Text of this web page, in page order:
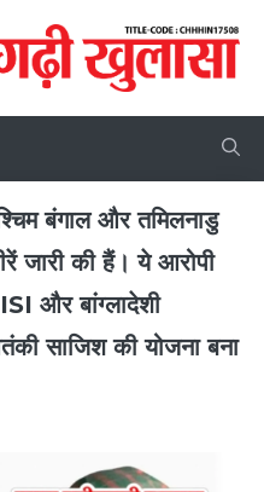
बंगाल और तमिलनाडु
जारी की हैं। ये आरोपी
और बांग्लादेशी
साजिश की योजना बना